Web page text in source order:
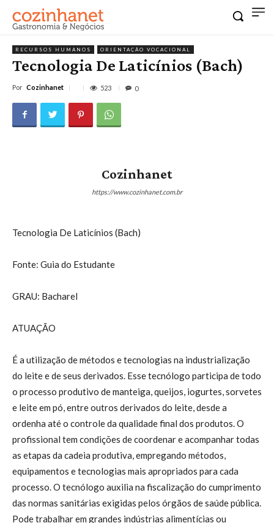
RECURSOS HUMANOS ORIENTAÇÃO VOCACIONAL
Tecnologia De Laticínios (Bach)
Por Cozinhanet 523 0
Cozinhanet
https://www.cozinhanet.com.br
Tecnologia De Laticínios (Bach)
Fonte: Guia do Estudante
GRAU: Bacharel
ATUAÇÃO
É a utilização de métodos e tecnologias na industrialização
do leite e de seus derivados. Esse tecnólogo participa de todo
o processo produtivo de manteiga, queijos, iogurtes, sorvetes
e leite em pó, entre outros derivados do leite, desde a
ordenha até o controle da qualidade final dos produtos. O
profissional tem condições de coordenar e acompanhar todas
as etapas da cadeia produtiva, empregando métodos,
equipamentos e tecnologias mais apropriados para cada
processo. O tecnólogo auxilia na fiscalização do cumprimento
das normas sanitárias exigidas pelos órgãos de saúde pública.
Pode trabalhar em grandes indústrias alimentícias ou